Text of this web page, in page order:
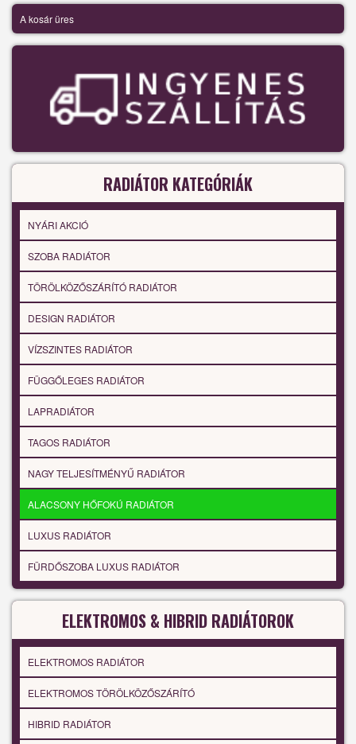
A kosár üres
RADIÁTOR KATEGÓRIÁK
NYÁRI AKCIÓ
SZOBA RADIÁTOR
TÖRÖLKÖZŐSZÁRÍTÓ RADIÁTOR
DESIGN RADIÁTOR
VÍZSZINTES RADIÁTOR
FÜGGŐLEGES RADIÁTOR
LAPRADIÁTOR
TAGOS RADIÁTOR
NAGY TELJESÍTMÉNYŰ RADIÁTOR
ALACSONY HŐFOKÚ RADIÁTOR
LUXUS RADIÁTOR
FÜRDŐSZOBA LUXUS RADIÁTOR
ELEKTROMOS & HIBRID RADIÁTOROK
ELEKTROMOS RADIÁTOR
ELEKTROMOS TÖRÖLKÖZŐSZÁRÍTÓ
HIBRID RADIÁTOR